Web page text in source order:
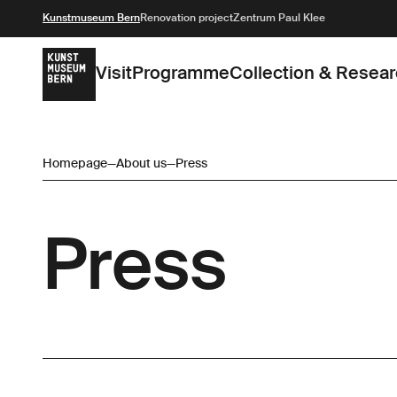
Kunstmuseum BernRenovation projectZentrum Paul Klee
VisitProgrammeCollection &
Homepage—About us—Press
Press